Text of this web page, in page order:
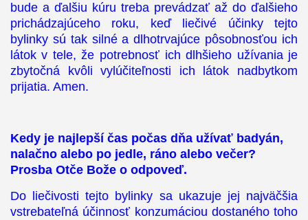
bude a ďalšiu kúru treba prevádzať až do ďalšieho
prichádzajúceho roku, keď liečivé účinky tejto
bylinky sú tak silné a dlhotrvajúce pôsobnosťou ich
látok v tele, že potrebnosť ich dlhšieho užívania je
zbytočná kvôli vylúčiteľnosti ich látok nadbytkom
prijatia. Amen.
Kedy je najlepší čas počas dňa užívať badyán,
nalačno alebo po jedle, ráno alebo večer?
Prosba Otče Bože o odpoveď.
Do liečivosti tejto bylinky sa ukazuje jej najväčšia
vstrebateľná účinnosť konzumáciou dostaného toho